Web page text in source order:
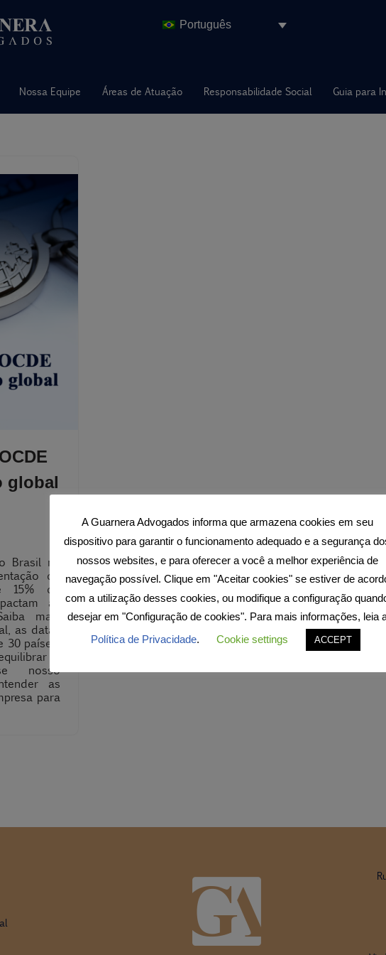
Português
Nossa Equipe Áreas de Atuação Responsabilidade Social Guia para
global
Brasil na
da
15% de
as
mais
as datas
países,
a
nosso
as
para
A Guarnera Advogados informa que armazena cookies em seu
dispositivo para garantir o funcionamento adequado e a segurança
nossos websites, e para oferecer a você a melhor experiência de
navegação possível. Clique em "Aceitar cookies" se estiver de
com a utilização desses cookies, ou modifique a configuração
desejar em "Configuração de cookies". Para mais informações, leia
Política de Privacidade. Cookie settings ACCEPT